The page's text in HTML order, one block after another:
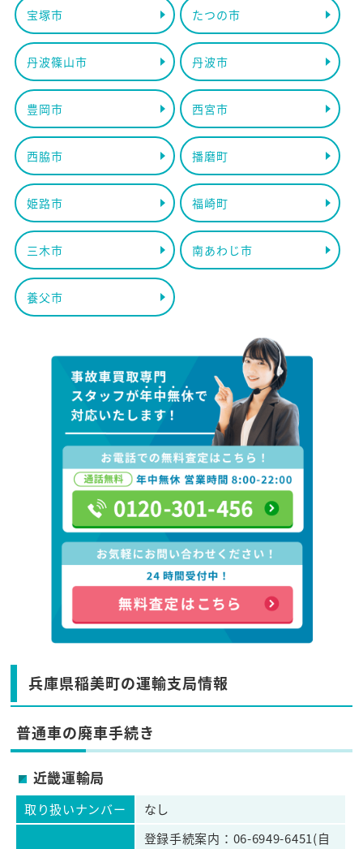
宝塚市 たつの市
丹波篠山市 丹波市
豊岡市 西宮市
西脇市 播磨町
姫路市 福崎町
三木市 南あわじ市
養父市
兵庫県稲美町の運輸支局情報
普通車の廃車手続き
近畿運輸局
取り扱いナンバー なし
登録手続案内：06-6949-6451(自